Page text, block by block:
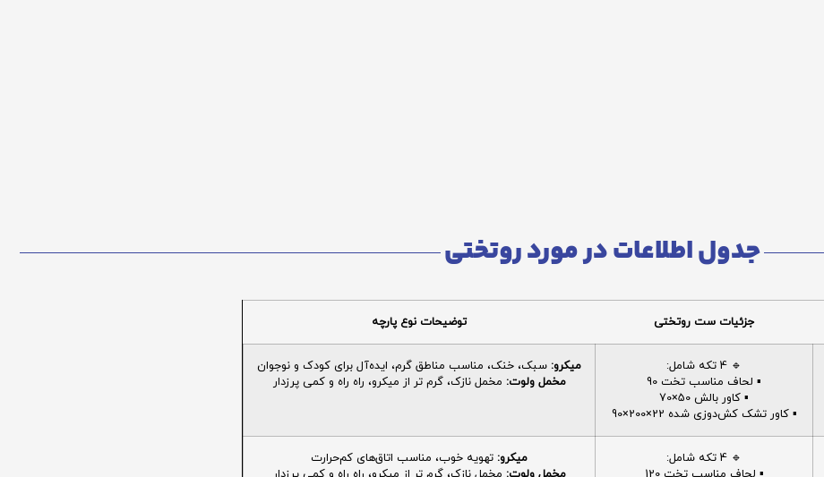
جدول اطلاعات در مورد روتختی
جزئیات ست روتختی توضیحات نوع پارچه
🔹 4 تکه شامل:
▪️ لحاف مناسب تخت 90
▪️ کاور بالش 50×70
▪️ کاور تشک کش‌دوزی شده 22×200×90
میکرو: سبک، خنک، مناسب مناطق گرم، ایده‌آل برای کودک و نوجوان
مخمل ولوت: مخمل نازک، گرم تر از میکرو، راه راه و کمی پرزدار
🔹 4 تکه شامل:
میکرو: تهویه خوب، مناسب اتاق‌های کم‌حرارت